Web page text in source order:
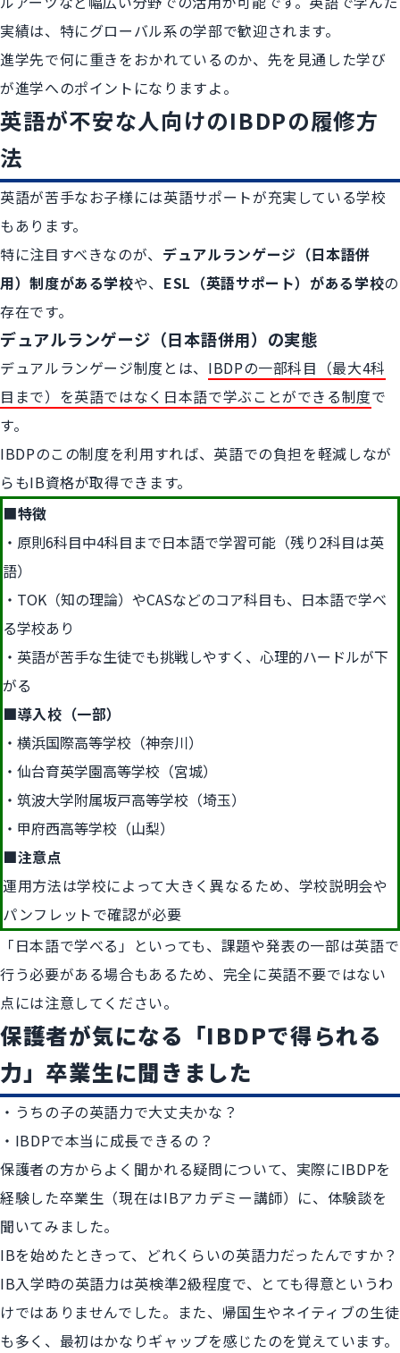
実績は、特にグローバル系の学部で歓迎されます。
進学先で何に重きをおかれているのか、先を見通した学び
が進学へのポイントになりますよ。
英語が不安な人向けのIBDPの履修方
法
英語が苦手なお子様には英語サポートが充実している学校
もあります。
特に注目すべきなのが、 デュアルランゲージ（日本語併
用）制度がある学校や、 ESL（英語サポート）がある学校の
存在です。
デュアルランゲージ（日本語併用）の実態
デュアルランゲージ制度とは、 IBDPの一部科目（最大4科
目まで）を英語ではなく日本語で学ぶことができる制度で
す。
IBDPのこの制度を利用すれば、英語での負担を軽減しなが
らもIB資格が取得できます。
■特徴
原則6科目中4科目まで日本語で学習可能（残り2科目は英
語）
TOK（知の理論）やCASなどのコア科目も、日本語で学べ
る学校あり
英語が苦手な生徒でも挑戦しやすく、心理的ハードルが下
がる
■導入校（一部）
横浜国際高等学校（神奈川）
仙台育英学園高等学校（宮城）
筑波大学附属坂戸高等学校（埼玉）
甲府西高等学校（山梨）
■注意点
運用方法は学校によって大きく異なるため、学校説明会や
パンフレットで確認が必要
「日本語で学べる」といっても、課題や発表の一部は英語で
行う必要がある場合もあるため、完全に英語不要ではない
点には注意してください。
保護者が気になる「IBDPで得られる
力」卒業生に聞きました
・うちの子の英語力で大丈夫かな？
・IBDPで本当に成長できるの？
保護者の方からよく聞かれる疑問について、実際にIBDPを
経験した卒業生（現在はIBアカデミー講師）に、体験談を
聞いてみました。
IBを始めたときって、どれくらいの英語力だったんですか？
IB入学時の英語力は英検準2級程度で、とても得意というわ
けではありませんでした。また、帰国生やネイティブの生徒
も多く、最初はかなりギャップを感じたのを覚えています。